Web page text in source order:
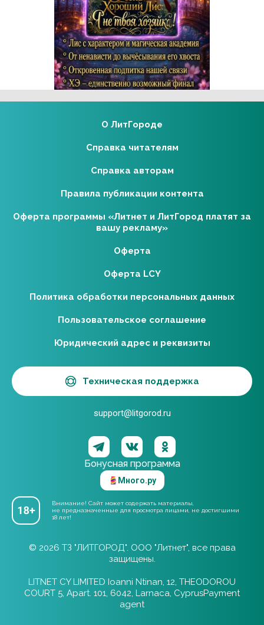
Реклама 16+ АО «ЛитГород»
Бонусная программа
Много.ру
Внимание! Сайт может содержать материалы,
не предназначенные для просмотра лицами, не достигшими
18 лет!
О ЛитГороде
Справка читателям
Справка авторам
Правила публикации контента
Оферта программы «Литнет и ЛитГород платят за
вашу рекламу»
Оферта
Оферта LCY
Политика обработки персональных данных
Пользовательское соглашение
Юридический адрес и реквизиты
Техническая поддержка
support@litgorod.ru
© 2026 ТЗ "ЛИТГОРОД". ООО "Литнет", все права
защищены.
LITNET CY LIMITED Ioanni Ntinan, 12, THEODOROU
COURT 5, Apart. 101, 6042, Larnaca, CyprusPayment
agent